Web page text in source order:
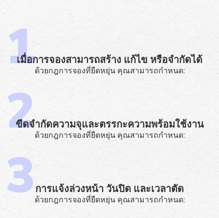
เมื่อการจองสามารถสร้าง แก้ไข หรือจำกัดได้
ด้วยกฎการจองที่ยืดหยุ่น คุณสามารถกำหนด:
ขีดจำกัดความจุและตรรกะความพร้อมใช้งาน
ด้วยกฎการจองที่ยืดหยุ่น คุณสามารถกำหนด:
การแจ้งล่วงหน้า วันปิด และเวลาตัด
ด้วยกฎการจองที่ยืดหยุ่น คุณสามารถกำหนด: